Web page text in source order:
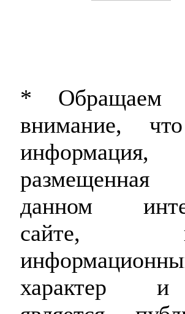
* Обращаем
внимание,
информация,
данном
сайте,
характер